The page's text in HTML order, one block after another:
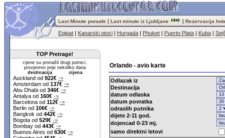
Last Minute ponude | Last minute iz Ljubljane | Rezervacija
Egipat | Kanarski otoci | Hurgada | Phuket | Puerto Plata | Kuba |
TOP Pretrage!
cijene su pronašli drugi putnici,
provjereno prije nekoliko dana
destinacija cijena
Auckland od 922€ ->
Amsterdam od 137€ ->
Abu Dhabi od 346€ ->
Antalya od 160€ ->
Barcelona od 112€ ->
Berlin od 106€ ->
Bangkok od 442€ ->
Bogota od 529€ ->
Bombay od 443€ ->
Buenos Aires od 630€ ->
Orlando - avio karte
Odlazak iz
Destinacija
datum odlaska
datum povratka
odraslih putnika
dijete 2-11 god.
dojencad 0-23 mj.
samo direktni letovi